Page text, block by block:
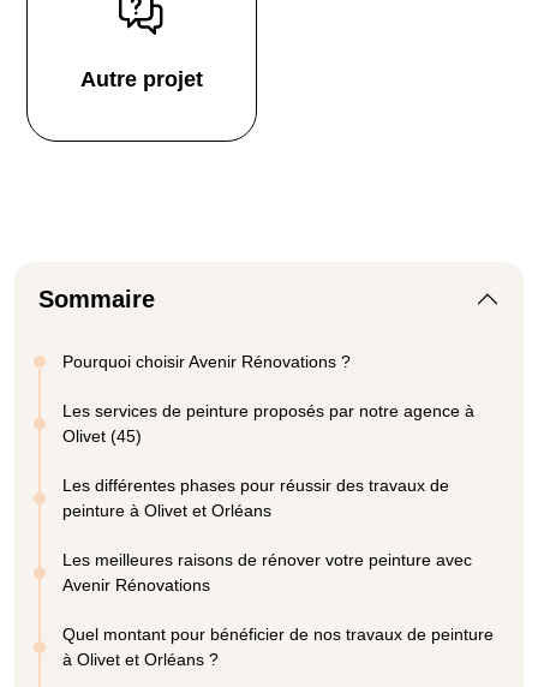
Autre projet
Sommaire
Pourquoi choisir Avenir Rénovations ?
Les services de peinture proposés par notre agence à
Olivet (45)
Les différentes phases pour réussir des travaux de
peinture à Olivet et Orléans
Les meilleures raisons de rénover votre peinture avec
Avenir Rénovations
Quel montant pour bénéficier de nos travaux de peinture
à Olivet et Orléans ?